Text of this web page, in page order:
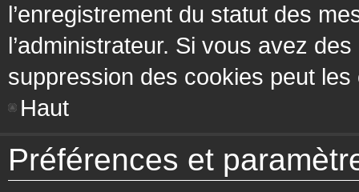
l’enregistrement du statut des
l’administrateur. Si vous avez
suppression des cookies peut les
Haut
Préférences et